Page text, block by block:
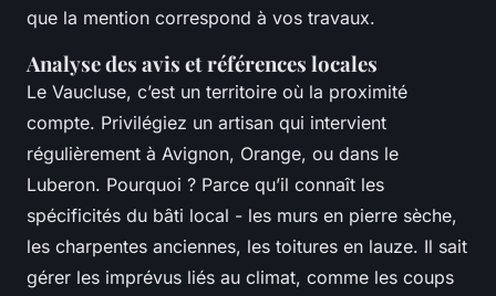
que la mention correspond à vos travaux.
Analyse des avis et références locales
Le Vaucluse, c’est un territoire où la proximité
compte. Privilégiez un artisan qui intervient
régulièrement à Avignon, Orange, ou dans le
Luberon. Pourquoi ? Parce qu’il connaît les
spécificités du bâti local - les murs en pierre sèche,
les charpentes anciennes, les toitures en lauze. Il sait
gérer les imprévus liés au climat, comme les coups